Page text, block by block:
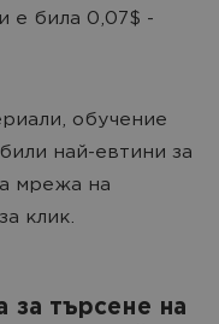
е била 0,07$ -
обучение
най-евтини за
мрежа на
клик.
за търсене на